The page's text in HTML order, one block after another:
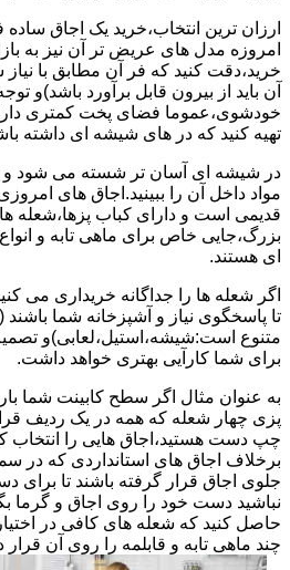
ارزان ترین انتخاب،خرید یک اجاق
امروزه مدل های عریض تر آن نیز به
خرید،دقت کنید که فر آن مطابق با
آن باید از بیرون قابل برآورد باشد)و
خودشوی،عموما فضای پخت کمتری
تهیه کنید که در های شیشه ای داشته
در شیشه ای آسان تر شسته می شود و
مواد داخل آن را ببینید.اجاق های
قدیمی است و دارای کباب پزها،شعله
بزرگ،جایی خاص برای ماهی تابه و
ای هستند.
اگر شعله ها را جداگانه خریداری می
تا پاسخگوی نیاز و آشپزخانه شما
متنوع است:شیشه،استیل،لعابی)و تصمیم
برای شما کارآیی بهتری خواهد داشت.
به عنوان مثال اگر سطح کابینت شما
پزی چهار شعله که همه در یک ردیف قرار
چپ دست هستید،اجاق هایی را انتخاب
برخلاف اجاق های استانداردی که در
جلوی اجاق قرار گرفته باشند تا برای
نباشید دست خود را روی اجاق و گرما
حاصل کنید که شعله های کافی در اختیار
چند ماهی تابه و قابلمه را روی آن قرار